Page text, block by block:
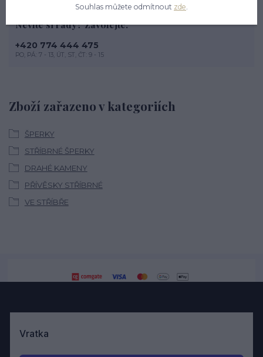
Zboží zařazeno v kategoriích
ŠPERKY
STŘÍBRNÉ ŠPERKY
DRAHÉ KAMENY
PŘÍVĚSKY STŘÍBRNÉ
VE STŘÍBŘE
Nevíte si rady? Zavolejte.
+420 774 444 475
PO, PÁ: 7 - 13, ÚT, ST, ČT: 9 - 15
Souhlas můžete odmítnout zde.